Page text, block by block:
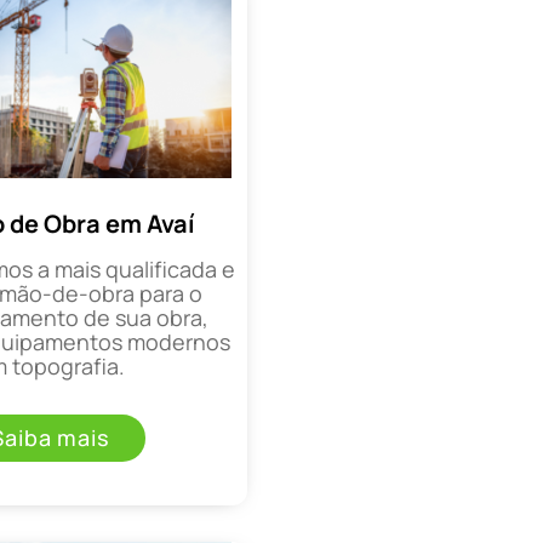
Obra em Avaí
a mais qualificada e
de-obra para o
de sua obra,
modernos
topografia.
mais